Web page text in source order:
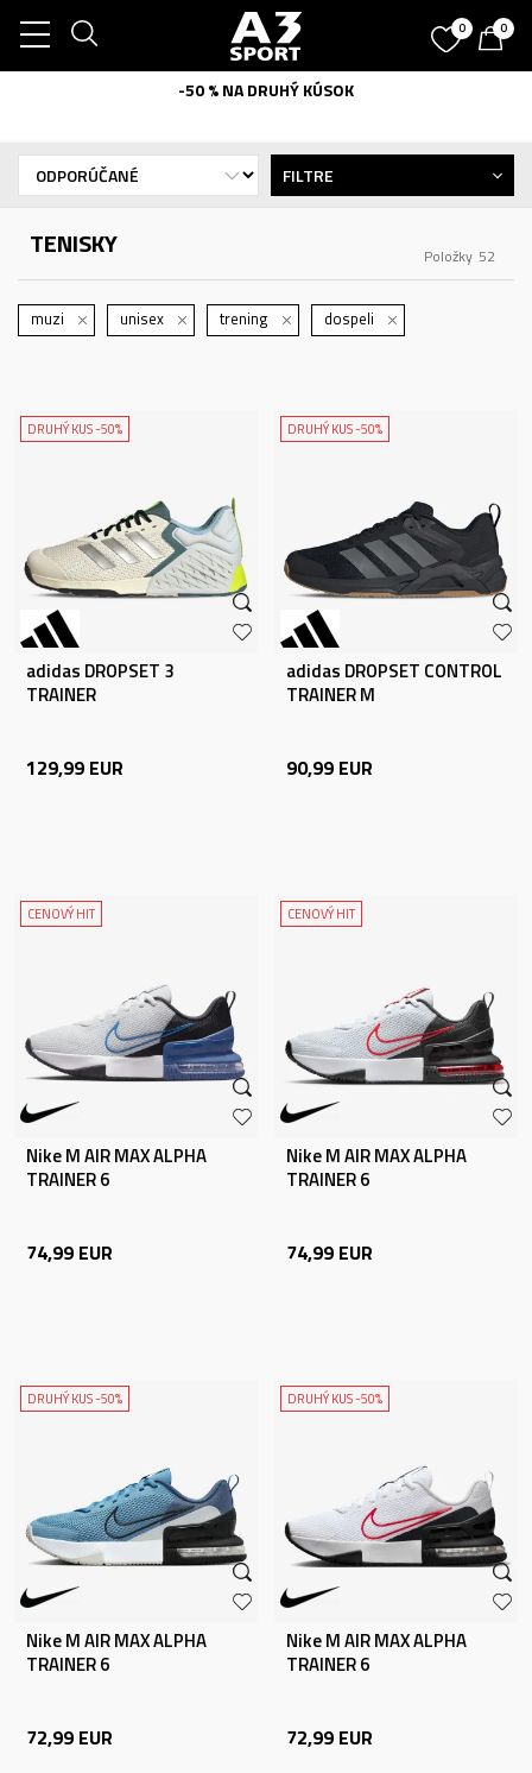
0 0
-50 % NA DRUHÝ KÚSOK
TENISKY 52
Položky
FILTRE
muzi unisex trening dospeli
DRUHÝ KUS -50%
adidas DROPSET 3
TRAINER
129,99 EUR
DRUHÝ KUS -50%
adidas DROPSET CONTROL
TRAINER M
90,99 EUR
CENOVÝ HIT
Nike M AIR MAX ALPHA
TRAINER 6
74,99 EUR
CENOVÝ HIT
Nike M AIR MAX ALPHA
TRAINER 6
74,99 EUR
DRUHÝ KUS -50%
Nike M AIR MAX ALPHA
TRAINER 6
72,99 EUR
DRUHÝ KUS -50%
Nike M AIR MAX ALPHA
TRAINER 6
72,99 EUR